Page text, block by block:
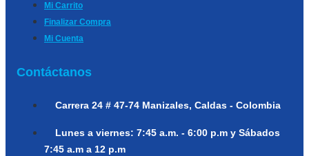
Mi Carrito
Finalizar Compra
Mi Cuenta
Contáctanos
Carrera 24 # 47-74 Manizales, Caldas - Colombia
Lunes a viernes: 7:45 a.m. - 6:00 p.m y Sábados
7:45 a.m a 12 p.m